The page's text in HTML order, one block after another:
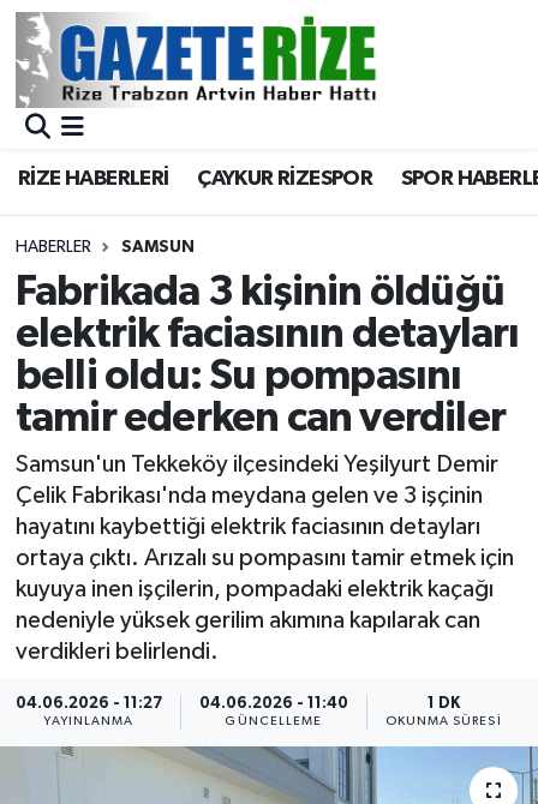
RİZE HABERLERİ ÇAYKUR RİZESPOR SPOR
HABERLER SAMSUN
Fabrikada 3 kişinin öldüğü
elektrik faciasının detayları
belli oldu: Su pompasını
tamir ederken can verdiler
Samsun'un Tekkeköy ilçesindeki Yeşilyurt Demir
Çelik Fabrikası'nda meydana gelen ve 3 işçinin
hayatını kaybettiği elektrik faciasının detayları
ortaya çıktı. Arızalı su pompasını tamir etmek için
kuyuya inen işçilerin, pompadaki elektrik kaçağı
nedeniyle yüksek gerilim akımına kapılarak can
verdikleri belirlendi.
04.06.2026 - 11:27
YAYINLANMA
04.06.2026 - 11:40
GÜNCELLEME
1 DK
OKUNMA SÜRESI
BÖLGEMİZ
Asayiş
Rize Jandarma Komutanlığı
Bilim Teknoloji
Bölge
Advertising news
Canlı Maç
ÇEVRE
Dış Haberler
Dünya
EĞİTİM
Merkez Nöbetçi Eczaneler
Merkez Trafik Yoğunluk Haritası
Süper Lig Puan Durumu ve Fikstür
Tüm Manşetler
Son Dakika Haberleri
Haber Arşivi